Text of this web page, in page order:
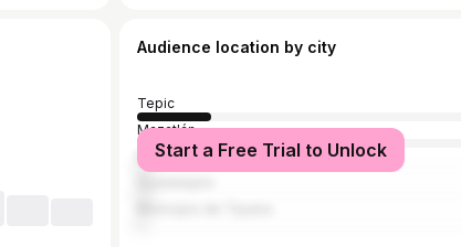
Audience location by city
Tepic
Mazatlán
Mexico City
Start a Free Trial to Unlock